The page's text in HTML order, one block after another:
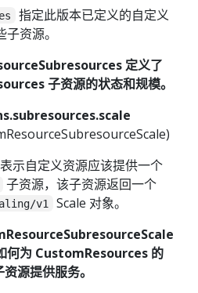
指定此版本已定义的自定义
资源。
定义了
子资源的状态和规模。
表示自定义资源应该提供一个
子资源，该子资源返回一个
v1
Scale 对象。
何为 CustomResources 的
源提供服务。